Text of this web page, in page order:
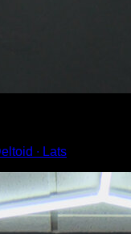
∙ Lats